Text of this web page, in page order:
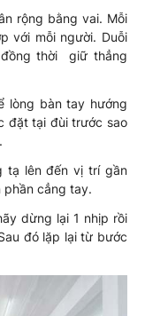
rộng bằng vai. Mỗi
với mỗi người. Duỗi
thời giữ thẳng
lòng bàn tay hướng
đặt tại đùi trước sao
tạ lên đến vị trí gần
phần cẳng tay.
dừng lại 1 nhịp rồi
đó lặp lại từ bước